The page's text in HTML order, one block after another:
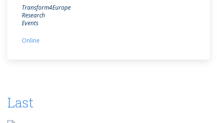
Transform4Europe
Research
Events
Online
Last